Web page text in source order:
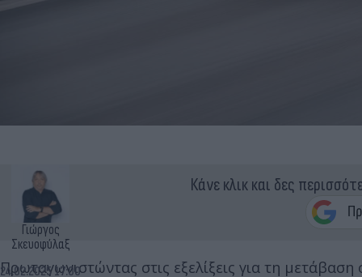
Γιώργος
Σκευοφύλαξ
24.02.2025 17:00
Κάνε κλικ και δες
Πρωταγωνιστώντας στις εξελίξεις για τη